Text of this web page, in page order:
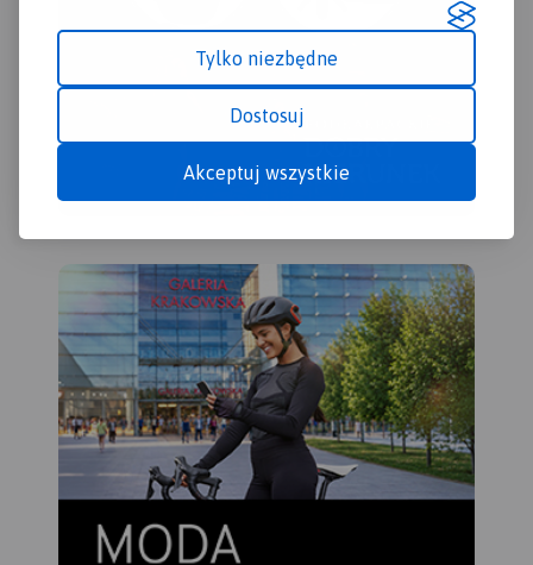
Tylko niezbędne
Dostosuj
Akceptuj wszystkie